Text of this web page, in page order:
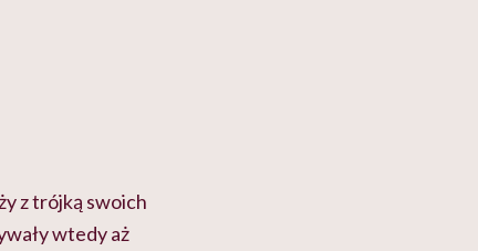
z trójką swoich
wtedy aż